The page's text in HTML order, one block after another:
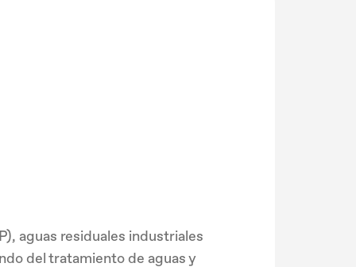
aguas residuales industriales
del tratamiento de aguas y